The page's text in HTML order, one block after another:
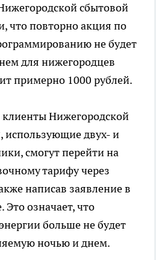
сбытовой
что повторно акция по
не будет
для нижегородцев
примерно 1000 рублей.
клиенты Нижегородской
использующие двух- и
смогут перейти на
тарифу через
написав заявление в
Это означает, что
больше не будет
ночью и днем.